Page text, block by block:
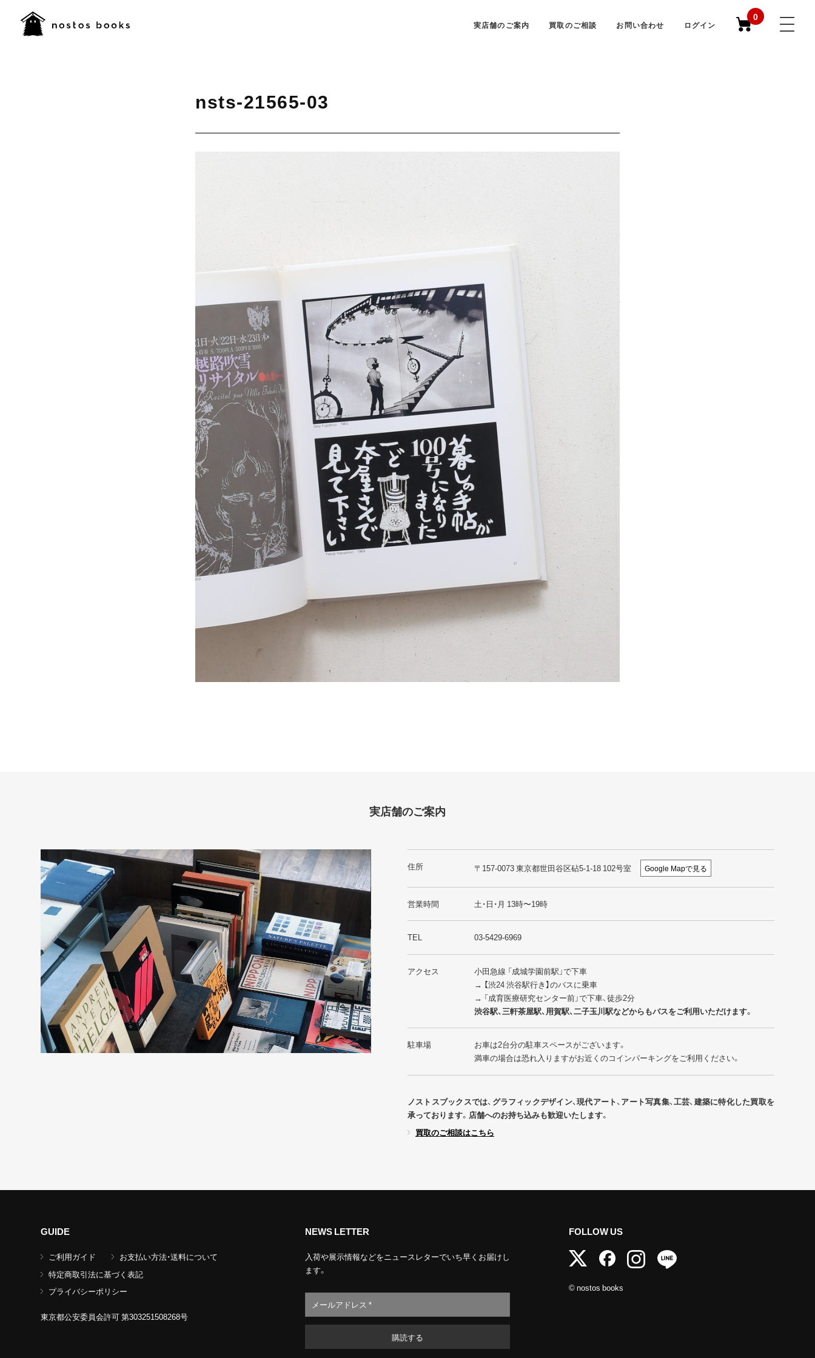
実店舗のご案内 買取のご相談 お問い合わせ ログイン
0
nsts-21565-03
実店舗のご案内
住所 〒157-0073 東京都世田谷区砧5-1-18 102号室 Google Mapで見る
営業時間 土・日・月 13時〜19時
TEL 03-5429-6969
アクセス
小田急線 「成城学園前駅」で下車
→ 【渋24 渋谷駅行き】のバスに乗車
→ 「成育医療研究センター前」で下車、徒歩2分
渋谷駅、三軒茶屋駅、用賀駅、二子玉川駅などからもバスをご利用いただけます。
駐車場
お車は2台分の駐車スペースがございます。
満車の場合は恐れ入りますがお近くのコインパーキングをご利用ください。
ノストスブックスでは、グラフィックデザイン、現代アート、アート写真集、工芸、建築に特化した買取を
承っております。店舗へのお持ち込みも歓迎いたします。
買取のご相談はこちら
GUIDE
ご利用ガイド
お支払い方法・送料について
特定商取引法に基づく表記
プライバシーポリシー
東京都公安委員会許可 第303251508268号
NEWS LETTER
入荷や展示情報などをニュースレターでいち早くお届けし
ます。
FOLLOW US
© nostos books